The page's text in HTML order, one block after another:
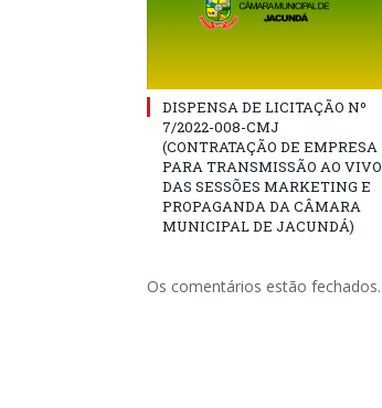
DISPENSA DE LICITAÇÃO Nº
7/2022-008-CMJ
(CONTRATAÇÃO DE EMPRESA
PARA TRANSMISSÃO AO VIVO
DAS SESSÕES MARKETING E
PROPAGANDA DA CÂMARA
MUNICIPAL DE JACUNDÁ)
Os comentários estão fechados.